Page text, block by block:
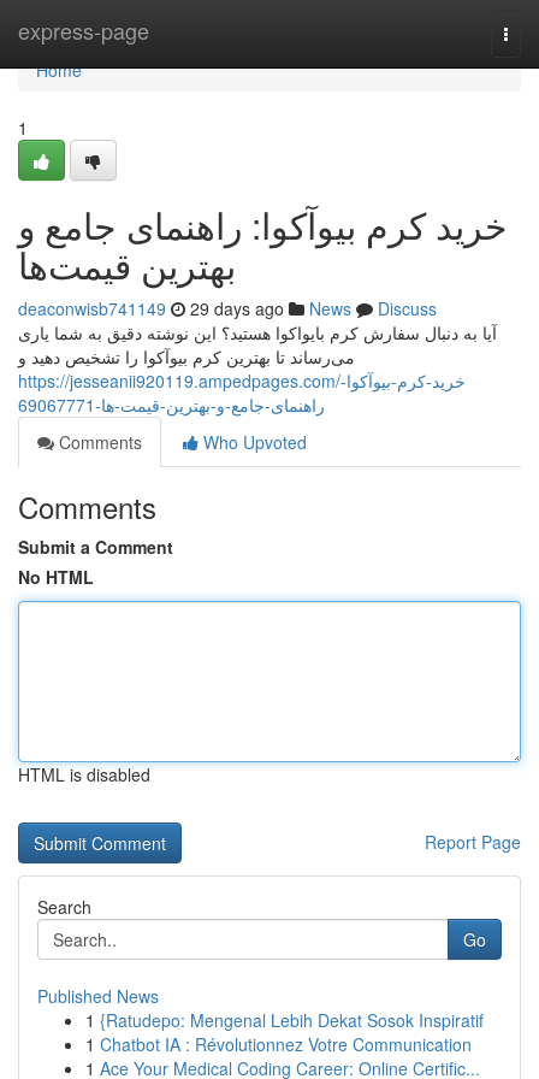
express-page
Home
Home
1
خرید کرم بیوآکوا: راهنمای جامع و
بهترین قیمت‌ها
deaconwisb741149 29 days ago News
Discuss
آیا به دنبال سفارش کرم بایواکوا هستید؟ این نوشته دقیق به شما یاری
می‌رساند تا بهترین کرم بیوآکوا را تشخیص دهید و
https://jesseanii920119.ampedpages.com/خرید-کرم-بیوآکوا-
راهنمای-جامع-و-بهترین-قیمت-ها-69067771
Comments
Who Upvoted
Comments
Submit a Comment
No HTML
HTML is disabled
Report Page
Search
Go
Published News
1 {Ratudepo: Mengenal Lebih Dekat Sosok Inspiratif
1 Chatbot IA : Révolutionnez Votre Communication
1 Ace Your Medical Coding Career: Online Certific...